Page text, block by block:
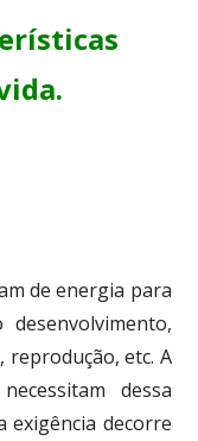
de energia para
reprodução, etc. A
dessa
exigência decorre